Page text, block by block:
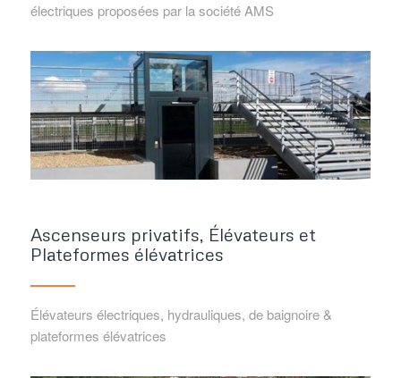
électriques proposées par la société AMS
Ascenseurs privatifs, Élévateurs et
Plateformes élévatrices
Élévateurs électriques, hydrauliques, de baignoire &
plateformes élévatrices